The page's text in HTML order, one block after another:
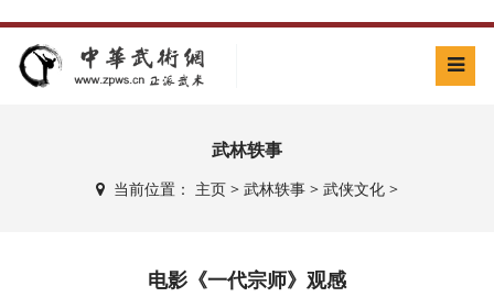
武林轶事
当前位置： 主页> 武林轶事> 武侠文化>
电影《一代宗师》观感